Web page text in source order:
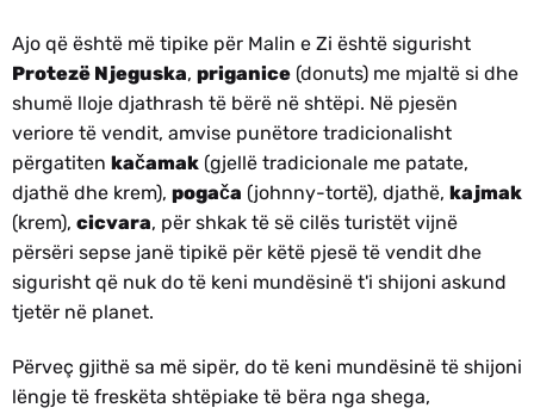
Ajo që është më tipike për Malin e Zi është sigurisht
Protezë Njeguska, priganice (donuts) me mjaltë si dhe
shumë lloje djathrash të bërë në shtëpi. Në pjesën
veriore të vendit, amvise punëtore tradicionalisht
përgatiten kačamak (gjellë tradicionale me patate,
djathë dhe krem), pogača (johnny-tortë), djathë, kajmak
(krem), cicvara, për shkak të së cilës turistët vijnë
përsëri sepse janë tipikë për këtë pjesë të vendit dhe
sigurisht që nuk do të keni mundësinë t'i shijoni askund
tjetër në planet.
Përveç gjithë sa më sipër, do të keni mundësinë të shijoni
lëngje të freskëta shtëpiake të bëra nga shega,